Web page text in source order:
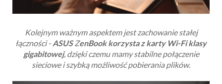
Kolejnym ważnym aspektem jest zachowanie stałej
łączności - ASUSZenBookkorzysta z karty Wi-Fi klasy
gigabitowej, dzięki czemu mamy stabilne połączenie
sieciowe i szybką możliwość pobierania plików.